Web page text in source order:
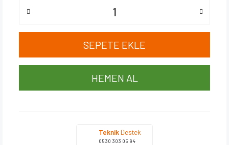
SEPETE EKLE
HEMEN AL
Teknik Destek
0530 303 05 94